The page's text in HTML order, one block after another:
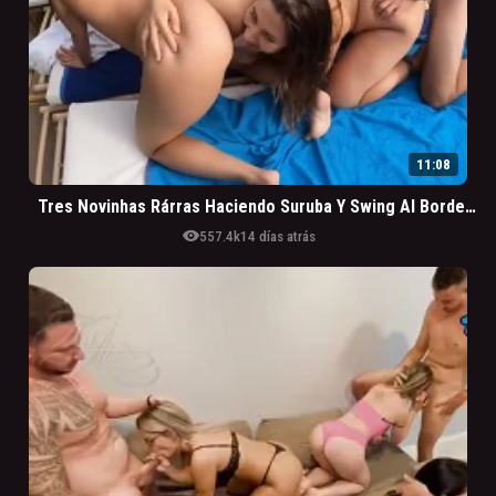
11:08
Tres Novinhas Rárras Haciendo Suruba Y Swing Al Borde De La Piscina
visibility557.4k14 días atrás